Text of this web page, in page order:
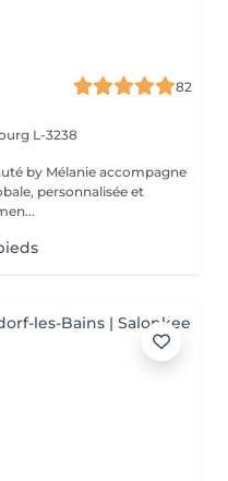
82
L-3238
by Mélanie accompagne
personnalisée et